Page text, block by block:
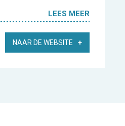
LEES MEER
NAAR DE WEBSITE